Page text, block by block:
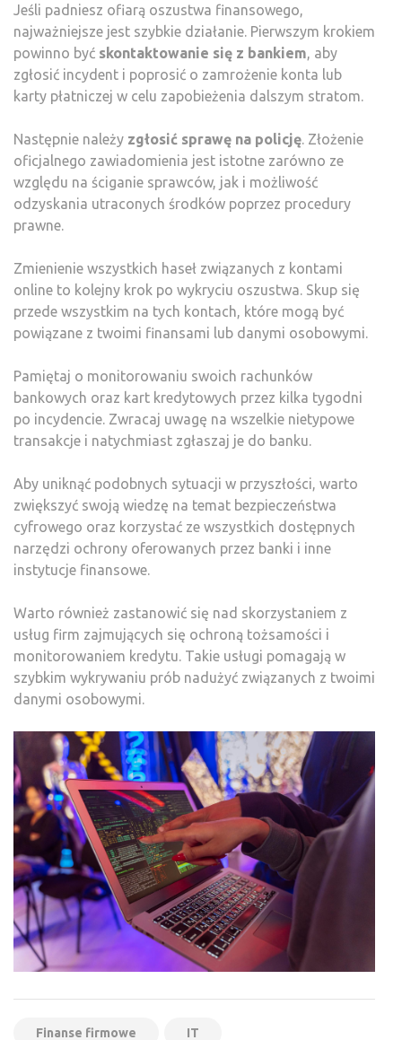
Jeśli padniesz ofiarą oszustwa finansowego,
najważniejsze jest szybkie działanie. Pierwszym krokiem
powinno być skontaktowanie się z bankiem, aby
zgłosić incydent i poprosić o zamrożenie konta lub
karty płatniczej w celu zapobieżenia dalszym stratom.
Następnie należy zgłosić sprawę na policję. Złożenie
oficjalnego zawiadomienia jest istotne zarówno ze
względu na ściganie sprawców, jak i możliwość
odzyskania utraconych środków poprzez procedury
prawne.
Zmienienie wszystkich haseł związanych z kontami
online to kolejny krok po wykryciu oszustwa. Skup się
przede wszystkim na tych kontach, które mogą być
powiązane z twoimi finansami lub danymi osobowymi.
Pamiętaj o monitorowaniu swoich rachunków
bankowych oraz kart kredytowych przez kilka tygodni
po incydencie. Zwracaj uwagę na wszelkie nietypowe
transakcje i natychmiast zgłaszaj je do banku.
Aby uniknąć podobnych sytuacji w przyszłości, warto
zwiększyć swoją wiedzę na temat bezpieczeństwa
cyfrowego oraz korzystać ze wszystkich dostępnych
narzędzi ochrony oferowanych przez banki i inne
instytucje finansowe.
Warto również zastanowić się nad skorzystaniem z
usług firm zajmujących się ochroną tożsamości i
monitorowaniem kredytu. Takie usługi pomagają w
szybkim wykrywaniu prób nadużyć związanych z twoimi
danymi osobowymi.
Finanse firmowe IT